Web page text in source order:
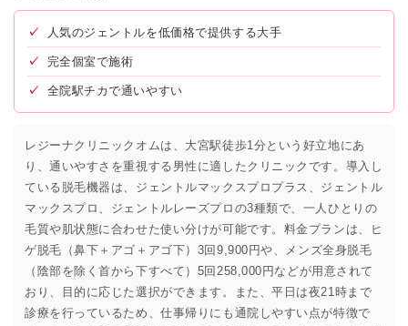
✓ 人気のジェントルを低価格で提供する大手
✓ 完全個室で施術
✓ 全院駅チカで通いやすい
レジーナクリニックオムは、大宮駅徒歩1分という好立地にあ
り、通いやすさを重視する男性に適したクリニックです。導入し
ている脱毛機器は、ジェントルマックスプロプラス、ジェントル
マックスプロ、ジェントルレーズプロの3種類で、一人ひとりの
毛質や肌状態に合わせた使い分けが可能です。料金プランは、ヒ
ゲ脱毛（鼻下＋アゴ＋アゴ下）3回9,900円や、メンズ全身脱毛
（陰部を除く首から下すべて）5回258,000円などが用意されて
おり、目的に応じた選択ができます。また、平日は夜21時まで
診療を行っているため、仕事帰りにも通院しやすい点が特徴で